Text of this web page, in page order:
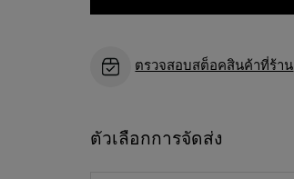
ตรวจสอบสต็อคสินค้าที่ร้าน
ตัวเลือกการจัดส่ง